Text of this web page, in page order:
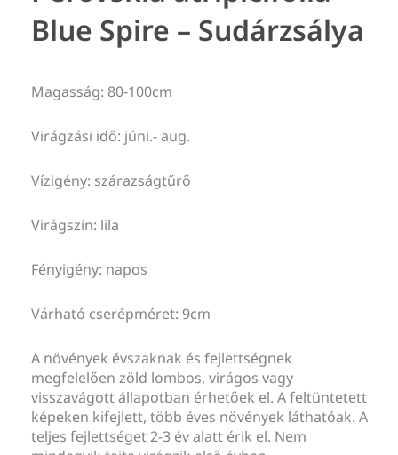
Blue Spire – Sudárzsálya
Magasság: 80-100cm
Virágzási idő: júni.- aug.
Vízigény: szárazságtűrő
Virágszín: lila
Fényigény: napos
Várható cserépméret: 9cm
A növények évszaknak és fejlettségnek
megfelelően zöld lombos, virágos vagy
visszavágott állapotban érhetőek el. A feltüntetett
képeken kifejlett, több éves növények láthatóak. A
teljes fejlettséget 2-3 év alatt érik el. Nem